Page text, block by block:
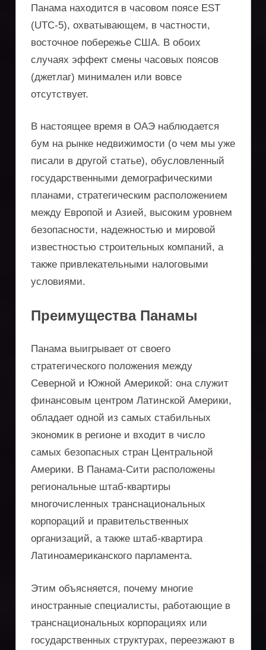
Панама находится в часовом поясе EST
(UTC-5), охватывающем, в частности,
восточное побережье США. В обоих
случаях эффект смены часовых поясов
(джетлаг) минимален или вовсе
отсутствует.
В настоящее время в ОАЭ наблюдается
бум на рынке недвижимости (о чем мы уже
писали в другой статье), обусловленный
государственными демографическими
планами, стратегическим расположением
между Европой и Азией, высоким уровнем
безопасности, надежностью и мировой
известностью строительных компаний, а
также привлекательными налоговыми
условиями.
Преимущества Панамы
Панама выигрывает от своего
стратегического положения между
Северной и Южной Америкой: она служит
финансовым центром Латинской Америки,
обладает одной из самых стабильных
экономик в регионе и входит в число
самых безопасных стран Центральной
Америки. В Панама-Сити расположены
региональные штаб-квартиры
многочисленных транснациональных
корпораций и правительственных
организаций, а также штаб-квартира
Латиноамериканского парламента.
Этим объясняется, почему многие
иностранные специалисты, работающие в
транснациональных корпорациях или
государственных структурах, переезжают в